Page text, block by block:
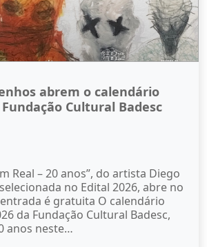
abrem o calendário
Cultural Badesc
Real – 20 anos”, do artista Diego
no Edital 2026, abre no
é gratuita O calendário
da Fundação Cultural Badesc,
anos neste…